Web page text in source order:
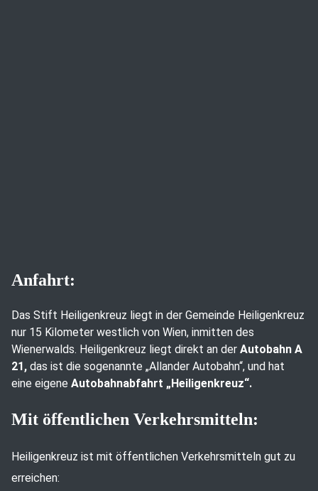
Anfahrt:
Das Stift Heiligenkreuz liegt in der Gemeinde Heiligenkreuz
nur 15 Kilometer westlich von Wien, inmitten des
Wienerwalds. Heiligenkreuz liegt direkt an der Autobahn A
21, das ist die sogenannte „Allander Autobahn“, und hat
eine eigene Autobahnabfahrt „Heiligenkreuz“.
Mit öffentlichen Verkehrsmitteln:
Heiligenkreuz ist mit öffentlichen Verkehrsmitteln gut zu
erreichen: